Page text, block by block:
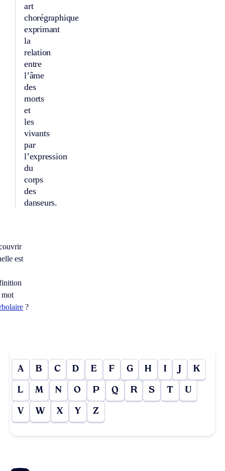
art
chorégraphique
exprimant
la
relation
entre
l’âme
des
morts
et
les
vivants
par
l’expression
du
corps
des
danseurs.
est
mot
?
A B C D E F G H I J K
L M N O P Q R S T U
V W X Y Z